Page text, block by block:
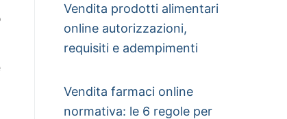
Vendita prodotti alimentari
online autorizzazioni,
requisiti e adempimenti
Vendita farmaci online
normativa: le 6 regole per